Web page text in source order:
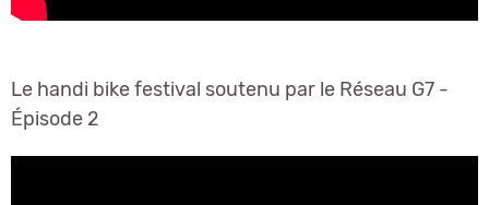
Le handi bike festival soutenu par le Réseau G7 -
Épisode 2